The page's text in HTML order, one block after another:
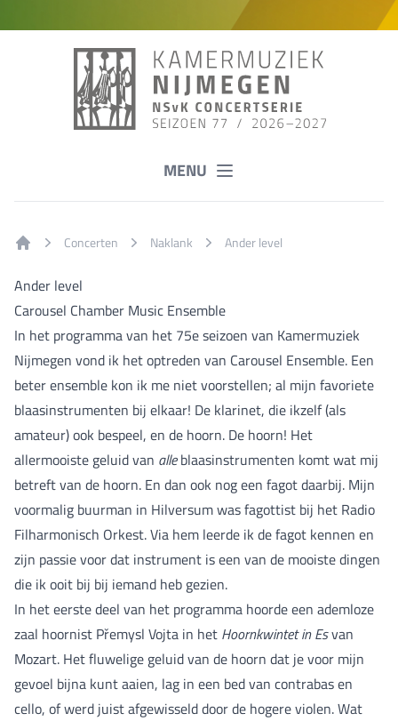
MENU
Concerten Naklank Ander level
Ander level
Carousel Chamber Music Ensemble
In het programma van het 75e seizoen van Kamermuziek
Nijmegen vond ik het optreden van Carousel Ensemble. Een
beter ensemble kon ik me niet voorstellen; al mijn favoriete
blaasinstrumenten bij elkaar! De klarinet, die ikzelf (als
amateur) ook bespeel, en de hoorn. De hoorn! Het
allermooiste geluid van alleblaasinstrumenten komt wat mij
betreft van de hoorn. En dan ook nog een fagot daarbij. Mijn
voormalig buurman in Hilversum was fagottist bij het Radio
Filharmonisch Orkest. Via hem leerde ik de fagot kennen en
zijn passie voor dat instrument is een van de mooiste dingen
die ik ooit bij bij iemand heb gezien.
In het eerste deel van het programma hoorde een ademloze
zaal hoornist Přemysl Vojta in het Hoornkwintet in Esvan
Mozart. Het fluwelige geluid van de hoorn dat je voor mijn
gevoel bijna kunt aaien, lag in een bed van contrabas en
cello, of werd juist afgewisseld door de hogere violen. Wat